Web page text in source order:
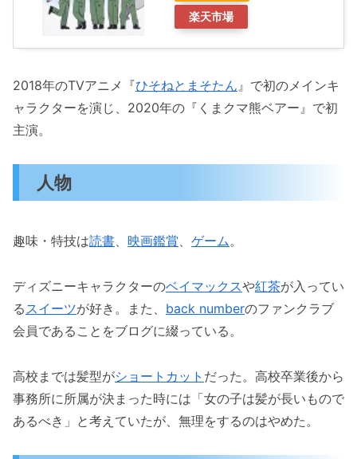
楽天市場
2018年のTVアニメ『ひそねとまそたん』で初のメインキ
ャラクターを演じ、2020年の『くまクマ熊ベアー』で初
主演。
人物
趣味・特技は読書、 映画鑑賞、 ゲーム。
ディズニーキャラクターのベイマックスや紅茶が入ってい
るスイーツが好き。また、 back numberのファンクラブ
会員であることをブログに綴っている。
高校までは髪型がショートカット だった。高校卒業後から
事務所に所属が決まった時には「女の子は髪が長いもので
あるべき」と考えていたが、無理をするのはやめた。